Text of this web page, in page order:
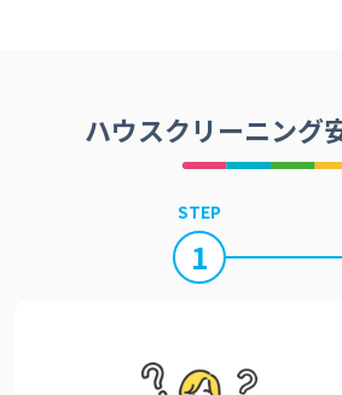
ハウスクリーニング
STEP
1